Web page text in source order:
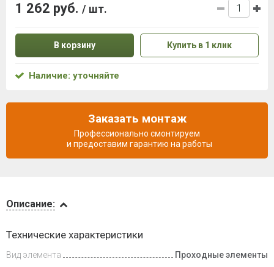
и оплата
Описание:
Технические характеристики
Вид элемента
Проходные элементы
1 262 руб. / шт.
В корзину Купить в 1 клик
Наличие: уточняйте
Заказать монтаж
Профессионально смонтируем
и предоставим гарантию на работы